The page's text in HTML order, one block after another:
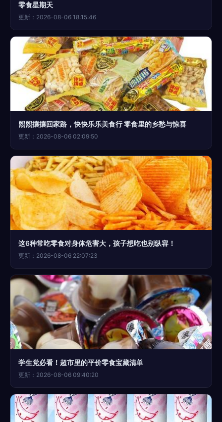
零食星期天
更新：2026-08-06 18:15:46
熙熙攘攘回家路，快快乐乐美食行 零食里的乡愁与惊喜
更新：2026-08-06 02:09:50
这6种常吃零食对身体危害大，孩子想吃也别纵容！
更新：2026-08-06 22:07:23
学生党必看！超市里的平价零食宝藏清单
更新：2026-08-06 09:40:20